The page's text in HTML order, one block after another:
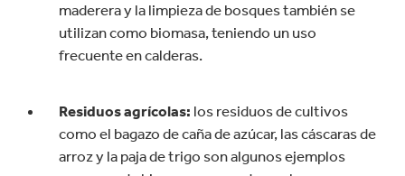
maderera y la limpieza de bosques también se
utilizan como biomasa, teniendo un uso
frecuente en calderas.
Residuos agrícolas: los residuos de cultivos
como el bagazo de caña de azúcar, las cáscaras de
arroz y la paja de trigo son algunos ejemplos